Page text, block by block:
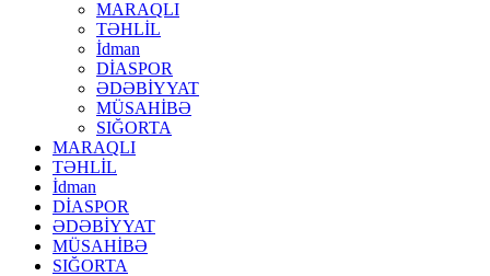
MARAQLI
TƏHLİL
İdman
DİASPOR
ƏDƏBİYYAT
MÜSAHİBƏ
SIĞORTA
MARAQLI
TƏHLİL
İdman
DİASPOR
ƏDƏBİYYAT
MÜSAHİBƏ
SIĞORTA